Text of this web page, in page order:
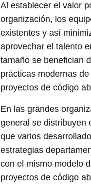
Al establecer el valor
organización, los
existentes y así
aprovechar el talento
tamaño se benefician
prácticas modernas
proyectos de código
En las grandes
general se distribuyen
que varios
estrategias
con el mismo modelo
proyectos de código